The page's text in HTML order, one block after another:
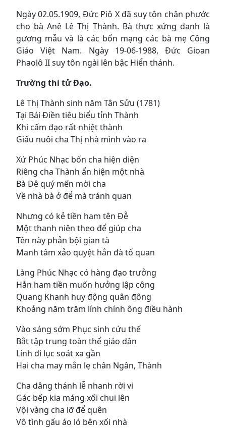
Ngày 02.05.1909, Đức Piô X đã suy tôn chân phước
cho bà Anê Lê Thị Thành. Bà thực xứng danh là
gương mẫu và là các bổn mạng các bà mẹ Công
Giáo Việt Nam. Ngày 19-06-1988, Đức Gioan
Phaolô II suy tôn ngài lên bậc Hiển thánh.
Trường thi tử Đạo.
Lê Thị Thành sinh năm Tân Sửu (1781)
Tại Bái Ðiền tiêu biểu tỉnh Thành
Khi cấm đạo rất nhiệt thành
Giấu nuôi cha Thị nhà mình vào ra
Xứ Phúc Nhạc bốn cha hiện diện
Riêng cha Thành ẩn hiện một nhà
Bà Ðê quý mến mời cha
Về nhà bà ở để mà tránh quan
Nhưng có kẻ tiền ham tên Ðễ
Một thanh niên theo để giúp cha
Tên này phản bội gian tà
Manh tâm xảo quyệt hắn đà tố quan
Làng Phúc Nhạc có hàng đạo trưởng
Hắn ham tiền muốn hưởng lập công
Quang Khanh huy động quân đông
Khoảng năm trăm lính chính ông điều hành
Vào sáng sớm Phục sinh cứu thế
Bắt tập trung toàn thể giáo dân
Lính đi lục soát xa gần
Hai cha may mắn lẹ chân Ngân, Thành
Cha dâng thánh lễ nhanh rời vi
Gác bếp kia máng xối chui lên
Vội vàng cha lỡ để quên
Vô tình gấu áo ló bên xối nhà